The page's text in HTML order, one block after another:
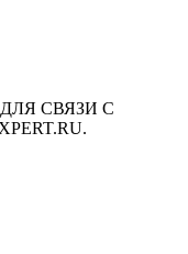
ДЛЯ СВЯЗИ С